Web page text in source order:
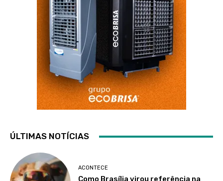
ÚLTIMAS NOTÍCIAS
ACONTECE
Como Brasília virou referência na